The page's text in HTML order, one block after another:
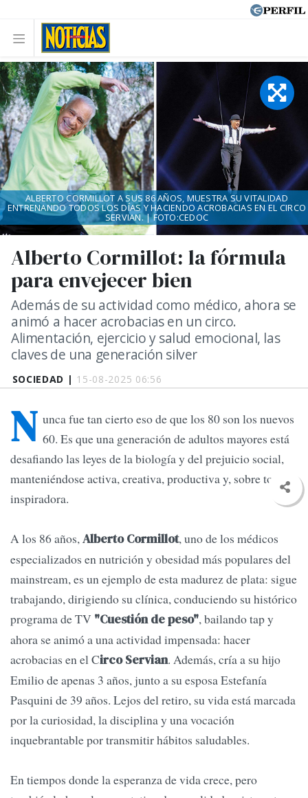
SOCIEDAD | 15-08-2025 06:56
Alberto Cormillot: la fórmula
para envejecer bien
Además de su actividad como médico, ahora se
animó a hacer acrobacias en un circo.
Alimentación, ejercicio y salud emocional, las
claves de una generación silver
ALBERTO CORMILLOT A SUS 86 AÑOS, MUESTRA SU VITALIDAD
ENTRENANDO TODOS LOS DÍAS Y HACIENDO ACROBACIAS EN EL CIRCO
SERVIAN. | FOTO:CEDOC
N unca fue tan cierto eso de que los 80 son los nuevos
60. Es que una generación de adultos mayores está
desafiando las leyes de la biología y del prejuicio social,
manteniéndose activa, creativa, productiva y, sobre todo,
inspiradora.
A los 86 años,Alberto Cormillot, uno de los médicos
especializados en nutrición y obesidad más populares del
mainstream, es un ejemplo de esta madurez de plata: sigue
trabajando, dirigiendo su clínica, conduciendo su histórico
programa de TV "Cuestión de peso", bailando tap y
ahora se animó a una actividad impensada: hacer
acrobacias en el Circo Servian. Además, cría a su hijo
Emilio de apenas 3 años, junto a su esposa Estefanía
Pasquini de 39 años. Lejos del retiro, su vida está marcada
por la curiosidad, la disciplina y una vocación
inquebrantable por transmitir hábitos saludables.
En tiempos donde la esperanza de vida crece, pero